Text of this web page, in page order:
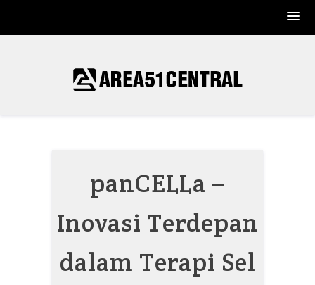
panCELLa –
Inovasi Terdepan
dalam Terapi Sel